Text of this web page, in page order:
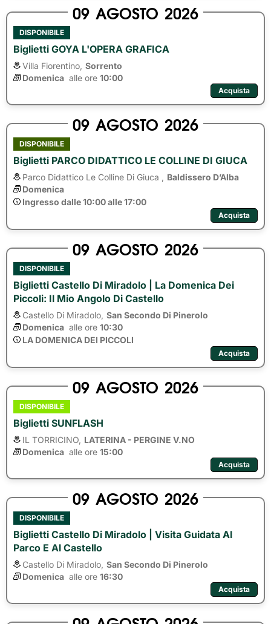
09 AGOSTO 2026
DISPONIBILE
Biglietti GOYA L'OPERA GRAFICA
Villa Fiorentino, Sorrento
Domenica alle ore 10:00
Acquista
09 AGOSTO 2026
DISPONIBILE
Biglietti PARCO DIDATTICO LE COLLINE DI GIUCA
Parco Didattico Le Colline Di Giuca ,
Baldissero D’Alba
Domenica
Ingresso dalle 10:00 alle 17:00
Acquista
09 AGOSTO 2026
DISPONIBILE
Biglietti Castello Di Miradolo | La Domenica Dei
Piccoli: Il Mio Angolo Di Castello
Castello Di Miradolo, San Secondo Di Pinerolo
Domenica alle ore 10:30
LA DOMENICA DEI PICCOLI
Acquista
09 AGOSTO 2026
DISPONIBILE
Biglietti SUNFLASH
IL TORRICINO, LATERINA - PERGINE V.NO
Domenica alle ore 15:00
Acquista
09 AGOSTO 2026
DISPONIBILE
Biglietti Castello Di Miradolo | Visita Guidata Al
Parco E Al Castello
Castello Di Miradolo, San Secondo Di Pinerolo
Domenica alle ore 16:30
Acquista